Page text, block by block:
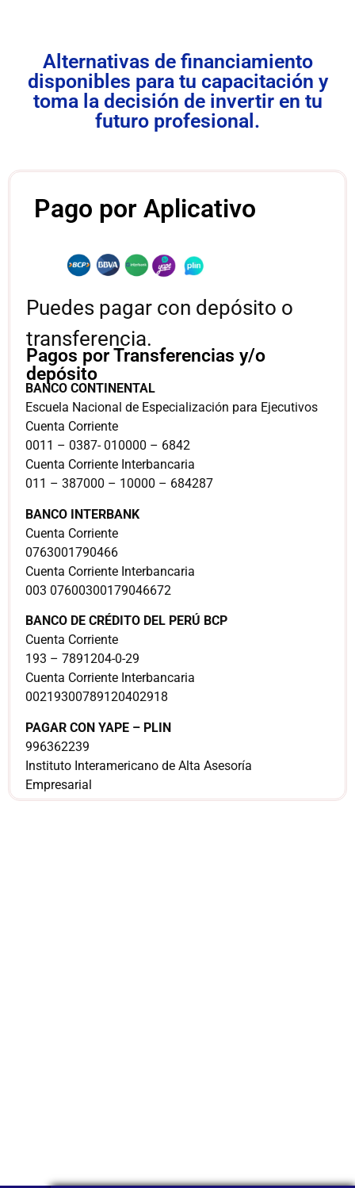
Alternativas de financiamiento
disponibles para tu capacitación y
toma la decisión de invertir en tu
futuro profesional.
Pago por Aplicativo
Puedes pagar con depósito o
transferencia.
BANCO CONTINENTAL
Escuela Nacional de Especialización para Ejecutivos
Cuenta Corriente
0011 – 0387- 010000 – 6842
Cuenta Corriente Interbancaria
011 – 387000 – 10000 – 684287
BANCO INTERBANK
Cuenta Corriente
0763001790466
Cuenta Corriente Interbancaria
003 07600300179046672
BANCO DE CRÉDITO DEL PERÚ BCP
Cuenta Corriente
193 – 7891204-0-29
Cuenta Corriente Interbancaria
00219300789120402918
PAGAR CON YAPE – PLIN
996362239
Instituto Interamericano de Alta Asesoría
Empresarial
Pagos por Transferencias y/o
depósito